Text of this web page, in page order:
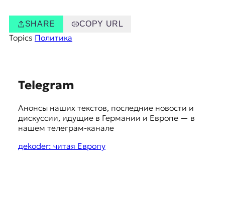
SHARE COPY URL
Topics Политика
Telegram
Анонсы наших текстов, последние новости и
дискуссии, идущие в Германии и Европе — в
нашем телеграм-канале
дekoder: читая Европу